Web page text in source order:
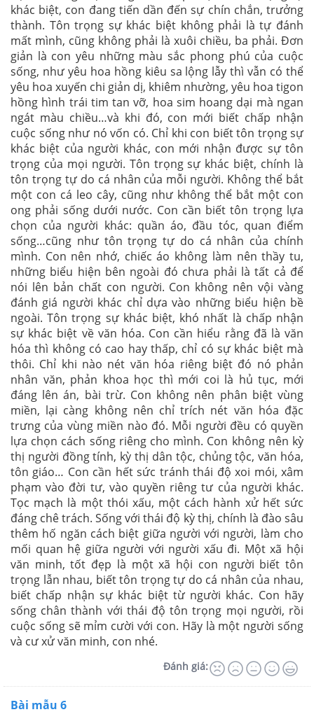
khác biệt, con đang tiến dần đến sự chín chắn, trưởng
thành. Tôn trọng sự khác biệt không phải là tự đánh
mất mình, cũng không phải là xuôi chiều, ba phải. Đơn
giản là con yêu những màu sắc phong phú của cuộc
sống, như yêu hoa hồng kiêu sa lộng lẫy thì vẫn có thể
yêu hoa xuyến chi giản dị, khiêm nhường, yêu hoa tigon
hồng hình trái tim tan vỡ, hoa sim hoang dại mà ngan
ngát màu chiều…và khi đó, con mới biết chấp nhận
cuộc sống như nó vốn có. Chỉ khi con biết tôn trọng sự
khác biệt của người khác, con mới nhận được sự tôn
trọng của mọi người. Tôn trọng sự khác biệt, chính là
tôn trọng tự do cá nhân của mỗi người. Không thể bắt
một con cá leo cây, cũng như không thể bắt một con
ong phải sống dưới nước. Con cần biết tôn trọng lựa
chọn của người khác: quần áo, đầu tóc, quan điểm
sống…cũng như tôn trọng tự do cá nhân của chính
mình. Con nên nhớ, chiếc áo không làm nên thầy tu,
những biểu hiện bên ngoài đó chưa phải là tất cả để
nói lên bản chất con người. Con không nên vội vàng
đánh giá người khác chỉ dựa vào những biểu hiện bề
ngoài. Tôn trọng sự khác biệt, khó nhất là chấp nhận
sự khác biệt về văn hóa. Con cần hiểu rằng đã là văn
hóa thì không có cao hay thấp, chỉ có sự khác biệt mà
thôi. Chỉ khi nào nét văn hóa riêng biệt đó nó phản
nhân văn, phản khoa học thì mới coi là hủ tục, mới
đáng lên án, bài trừ. Con không nên phân biệt vùng
miền, lại càng không nên chỉ trích nét văn hóa đặc
trưng của vùng miền nào đó. Mỗi người đều có quyền
lựa chọn cách sống riêng cho mình. Con không nên kỳ
thị người đồng tính, kỳ thị dân tộc, chủng tộc, văn hóa,
tôn giáo… Con cần hết sức tránh thái độ xoi mói, xâm
phạm vào đời tư, vào quyền riêng tư của người khác.
Tọc mạch là một thói xấu, một cách hành xử hết sức
đáng chê trách. Sống với thái độ kỳ thị, chính là đào sâu
thêm hố ngăn cách biệt giữa người với người, làm cho
mối quan hệ giữa người với người xấu đi. Một xã hội
văn minh, tốt đẹp là một xã hội con người biết tôn
trọng lẫn nhau, biết tôn trọng tự do cá nhân của nhau,
biết chấp nhận sự khác biệt từ người khác. Con hãy
sống chân thành với thái độ tôn trọng mọi người, rồi
cuộc sống sẽ mỉm cười với con. Hãy là một người sống
và cư xử văn minh, con nhé.
Đánh giá:
Bài mẫu 6